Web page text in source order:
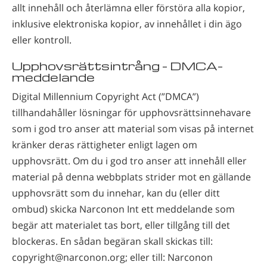
allt innehåll och återlämna eller förstöra alla kopior,
inklusive elektroniska kopior, av innehållet i din ägo
eller kontroll.
Upphovsrättsintrång – DMCA-
meddelande
Digital Millennium Copyright Act (”DMCA”)
tillhandahåller lösningar för upphovsrättsinnehavare
som i god tro anser att material som visas på internet
kränker deras rättigheter enligt lagen om
upphovsrätt. Om du i god tro anser att innehåll eller
material på denna webbplats strider mot en gällande
upphovsrätt som du innehar, kan du (eller ditt
ombud) skicka Narconon Int ett meddelande som
begär att materialet tas bort, eller tillgång till det
blockeras. En sådan begäran skall skickas till:
copyright@narconon.org; eller till: Narconon